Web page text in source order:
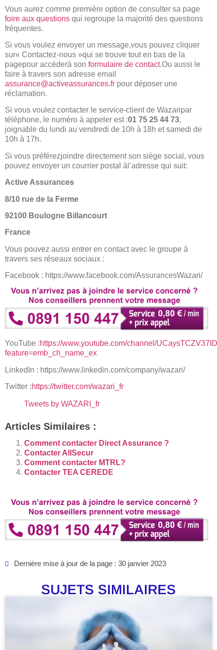
Vous aurez comme première option de consulter sa page
foire aux questions qui regroupe la majorité des questions
fréquentes.
Si vous voulez envoyer un message,vous pouvez cliquer
sur« Contactez-nous »qui se trouve tout en bas de la
pagepour accéderà son formulaire de contact.Ou aussi le
faire à travers son adresse email
assurance@activeassurances.fr pour déposer une
réclamation.
Si vous voulez contacter le service-client de Wazaripar
téléphone, le numéro à appeler est :01 75 25 44 73,
joignable du lundi au vendredi de 10h à 18h et samedi de
10h à 17h.
Si vous préférezjoindre directement son siège social, vous
pouvez envoyer un courrier postal àl’adresse qui suit:
Active Assurances
8/10 rue de la Ferme
92100 Boulogne Billancourt
France
Vous pouvez aussi entrer en contact avec le groupe à
travers ses réseaux sociaux :
Facebook : https://www.facebook.com/AssurancesWazari/
YouTube :https://www.youtube.com/channel/
feature=emb_ch_name_ex
LinkedIn : https://www.linkedin.com/company/wazari/
Twitter :https://twitter.com/wazari_fr
Tweets by WAZARI_fr
Articles Similaires :
Comment contacter Direct Assurance ?
Contacter AllSecur
Comment contacter MTRL?
Contacter TEA CEREDE
Dernière mise à jour de la page : 30 janvier 2023
SUJETS SIMILAIRES